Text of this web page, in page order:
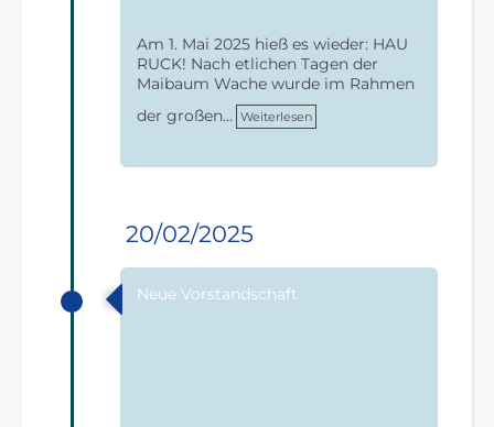
Am 1. Mai 2025 hieß es wieder: HAU
RUCK! Nach etlichen Tagen der
Maibaum Wache wurde im Rahmen
der großen… Weiterlesen
20/02/2025
Neue Vorstandschaft